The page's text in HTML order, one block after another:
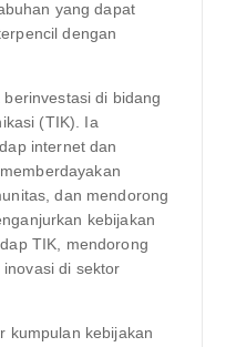
yang dapat
dengan
di bidang
(TIK). Ia
internet dan
dan mendorong
kebijakan
TIK, mendorong
di sektor
kumpulan kebijakan